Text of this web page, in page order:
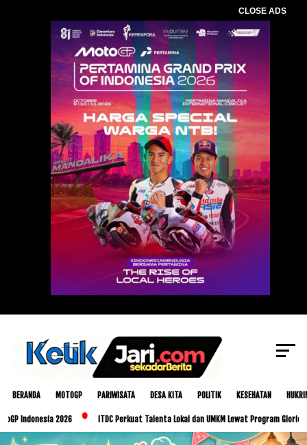
CLOSE ADS
BERANDA MOTOGP PARIWISATA DESA KITA POLITIK KESEHATAN
2026 ITDC Perkuat Talenta Lokal dan UMKM Lewat Program Glorious Golo